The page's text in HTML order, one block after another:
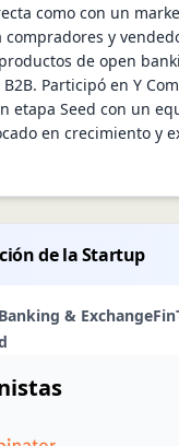
como con un
y
de open
Participó en Y
etapa Seed con un
en crecimiento y
de la Startup
Banking & Exchange